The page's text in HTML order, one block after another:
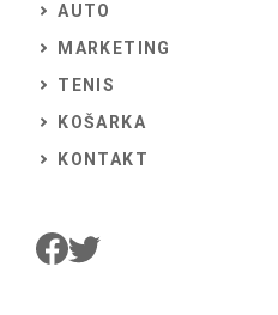
AUTO
MARKETING
TENIS
KOŠARKA
KONTAKT